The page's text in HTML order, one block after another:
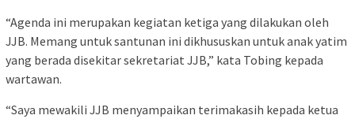
“Agenda ini merupakan kegiatan ketiga yang dilakukan oleh
JJB. Memang untuk santunan ini dikhususkan untuk anak yatim
yang berada disekitar sekretariat JJB,” kata Tobing kepada
wartawan.
“Saya mewakili JJB menyampaikan terimakasih kepada ketua